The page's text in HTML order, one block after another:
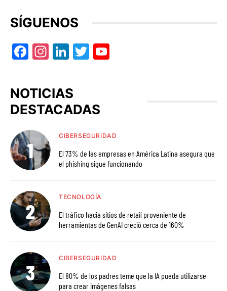
SÍGUENOS
Facebook
Instagram
LinkedIn
Twitter
NOTICIAS
DESTACADAS
CIBERSEGURIDAD
El 73% de las empresas en América Latina asegura que
el phishing sigue funcionando
TECNOLOGÍA
El tráfico hacia sitios de retail proveniente de
herramientas de GenAI creció cerca de 160%
CIBERSEGURIDAD
El 80% de los padres teme que la IA pueda utilizarse
para crear imágenes falsas